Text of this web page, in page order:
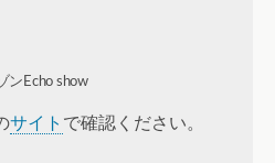
ンEcho show
サイト で確認ください。